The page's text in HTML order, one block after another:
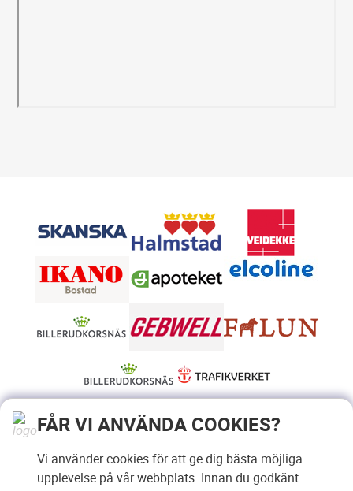
FÅR VI ANVÄNDA COOKIES?
Vi använder cookies för att ge dig bästa möjliga
upplevelse på vår webbplats. Innan du godkänt